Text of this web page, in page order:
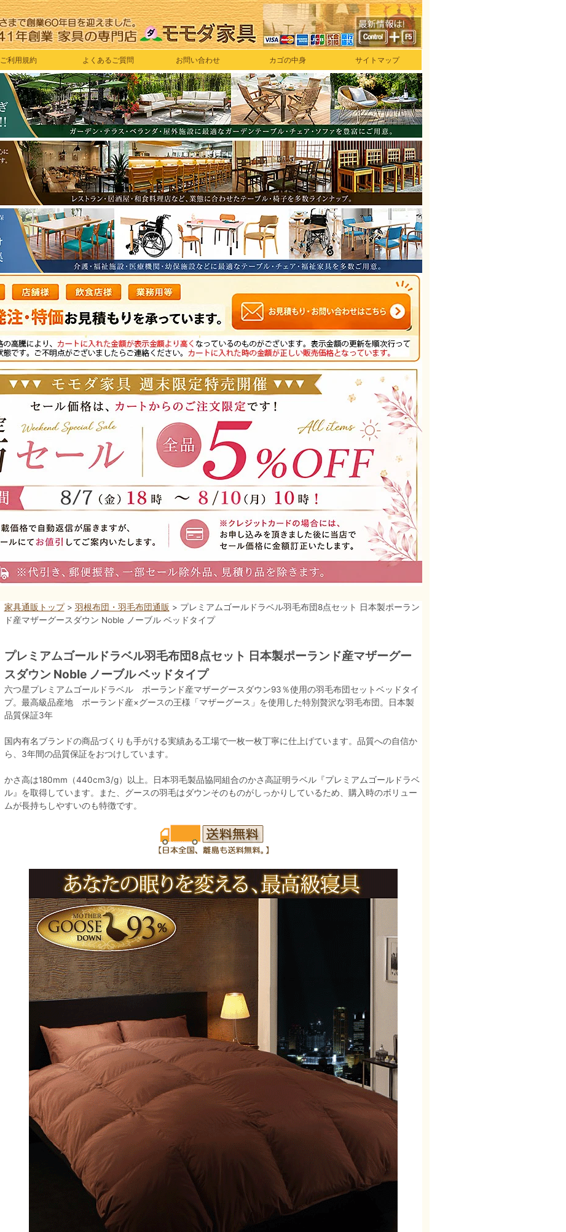
ご利用規約 よくあるご質問 お問い合わせ カゴの中身 サイトマップ
家具通販トップ> 羽根布団・羽毛布団通販 > プレミアムゴールドラベル羽毛布団8点セット 日本製ポーラン
ド産マザーグースダウン Noble ノーブル ベッドタイプ
プレミアムゴールドラベル羽毛布団8点セット 日本製ポーランド産マザーグー
スダウン Noble ノーブル ベッドタイプ
六つ星プレミアムゴールドラベル ポーランド産マザーグースダウン93％使用の羽毛布団セットベッドタイ
プ。最高級品産地 ポーランド産×グースの王様「マザーグース」を使用した特別贅沢な羽毛布団。日本製
品質保証3年
国内有名ブランドの商品づくりも手がける実績ある工場で一枚一枚丁寧に仕上げています。品質への自信か
ら、3年間の品質保証をおつけしています。
かさ高は180mm（440cm3/g）以上。日本羽毛製品協同組合のかさ高証明ラベル『プレミアムゴールドラベ
ル』を取得しています。また、グースの羽毛はダウンそのものがしっかりしているため、購入時のボリュー
ムが長持ちしやすいのも特徴です。